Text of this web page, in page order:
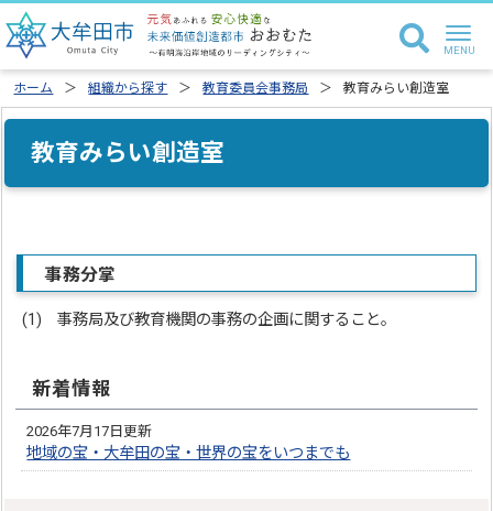
ホーム 組織から探す 教育委員会事務局 教育みらい創造室
教育みらい創造室
事務分掌
(1) 事務局及び教育機関の事務の企画に関すること。
新着情報
2026年7月17日更新
地域の宝・大牟田の宝・世界の宝をいつまでも